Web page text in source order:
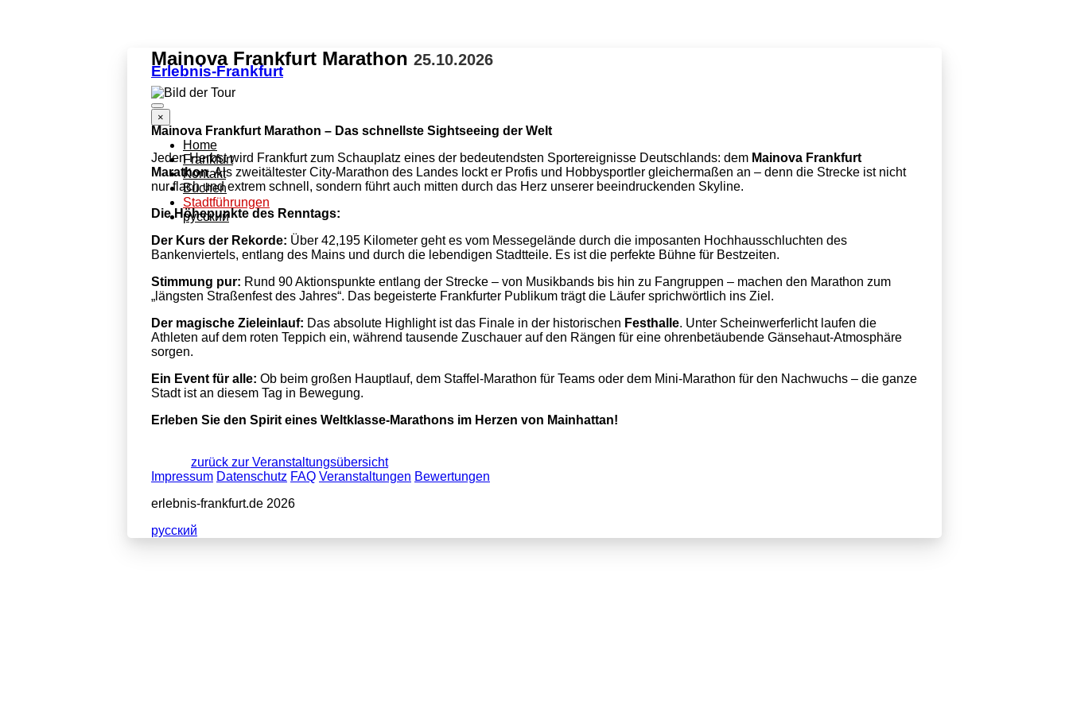
Erlebnis-Frankfurt
×
Home
Frankfurt
Kontakt
Buchen
Stadtführungen
pусский
Mainova Frankfurt Marathon 25.10.2026
Mainova Frankfurt Marathon – Das schnellste Sightseeing der Welt
Jeden Herbst wird Frankfurt zum Schauplatz eines der bedeutendsten Sportereignisse Deutschlands: dem Mainova Frankfurt
Marathon. Als zweitältester City-Marathon des Landes lockt er Profis und Hobbysportler gleichermaßen an – denn die Strecke ist nicht
nur flach und extrem schnell, sondern führt auch mitten durch das Herz unserer beeindruckenden Skyline.
Die Höhepunkte des Renntags:
Der Kurs der Rekorde: Über 42,195 Kilometer geht es vom Messegelände durch die imposanten Hochhausschluchten des
Bankenviertels, entlang des Mains und durch die lebendigen Stadtteile. Es ist die perfekte Bühne für Bestzeiten.
Stimmung pur: Rund 90 Aktionspunkte entlang der Strecke – von Musikbands bis hin zu Fangruppen – machen den Marathon zum
„längsten Straßenfest des Jahres“. Das begeisterte Frankfurter Publikum trägt die Läufer sprichwörtlich ins Ziel.
Der magische Zieleinlauf: Das absolute Highlight ist das Finale in der historischen Festhalle. Unter Scheinwerferlicht laufen die
Athleten auf dem roten Teppich ein, während tausende Zuschauer auf den Rängen für eine ohrenbetäubende Gänsehaut-Atmosphäre
sorgen.
Ein Event für alle: Ob beim großen Hauptlauf, dem Staffel-Marathon für Teams oder dem Mini-Marathon für den Nachwuchs – die ganze
Stadt ist an diesem Tag in Bewegung.
Erleben Sie den Spirit eines Weltklasse-Marathons im Herzen von Mainhattan!
zurück zur Veranstaltungsübersicht
Impressum Datenschutz FAQ Veranstaltungen Bewertungen
erlebnis-frankfurt.de 2026
pусский